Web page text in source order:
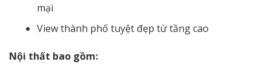
mại
View thành phố tuyệt đẹp từ tầng cao
Nội thất bao gồm: